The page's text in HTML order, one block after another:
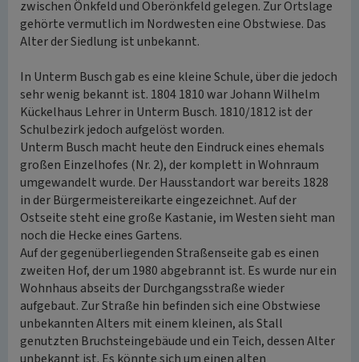
zwischen Önkfeld und Oberönkfeld gelegen. Zur Ortslage
gehörte vermutlich im Nordwesten eine Obstwiese. Das
Alter der Siedlung ist unbekannt.
In Unterm Busch gab es eine kleine Schule, über die jedoch
sehr wenig bekannt ist. 1804 1810 war Johann Wilhelm
Kückelhaus Lehrer in Unterm Busch. 1810/1812 ist der
Schulbezirk jedoch aufgelöst worden.
Unterm Busch macht heute den Eindruck eines ehemals
großen Einzelhofes (Nr. 2), der komplett in Wohnraum
umgewandelt wurde. Der Hausstandort war bereits 1828
in der Bürgermeistereikarte eingezeichnet. Auf der
Ostseite steht eine große Kastanie, im Westen sieht man
noch die Hecke eines Gartens.
Auf der gegenüberliegenden Straßenseite gab es einen
zweiten Hof, der um 1980 abgebrannt ist. Es wurde nur ein
Wohnhaus abseits der Durchgangsstraße wieder
aufgebaut. Zur Straße hin befinden sich eine Obstwiese
unbekannten Alters mit einem kleinen, als Stall
genutzten Bruchsteingebäude und ein Teich, dessen Alter